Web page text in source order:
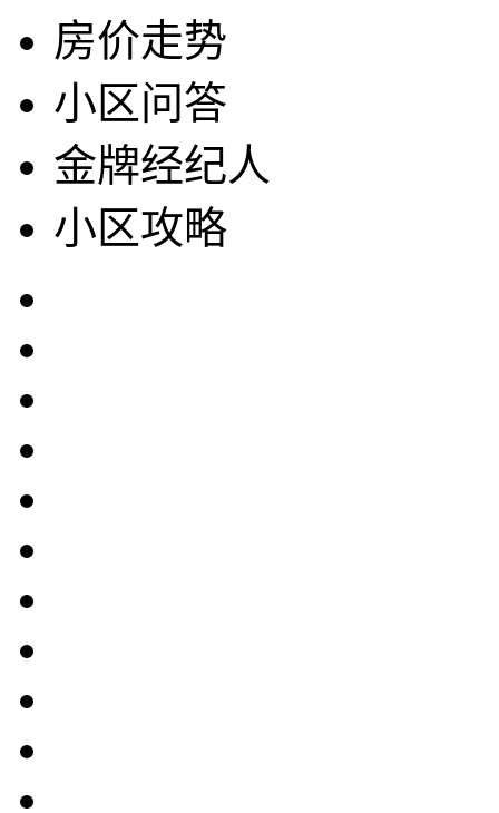
房价走势
小区问答
金牌经纪人
小区攻略